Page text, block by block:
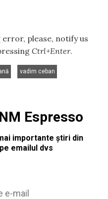
error, please, notify us
Ctrl+Enter.
vadim ceban
Espresso
importante știri din
emailul dvs